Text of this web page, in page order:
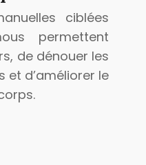
ciblées
permettent
de dénouer les
et d’améliorer le